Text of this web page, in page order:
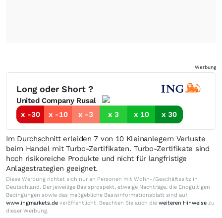
Werbung
Long oder Short ?
United Company Rusal
x -30
x -10 x -3 x 3 x 10 x 30
Im Durchschnitt erleiden 7 von 10 Kleinanlegern Verluste
beim Handel mit Turbo-Zertifikaten. Turbo-Zertifikate sind
hoch risikoreiche Produkte und nicht für langfristige
Anlagestrategien geeignet.
Diese Werbung richtet sich nur an Personen mit Wohn-/Geschäftssitz in
Deutschland. Der jeweilige Basisprospekt, etwaige Nachträge, die Endgültigen
Bedingungen sowie das maßgebliche Basisinformationsblatt sind auf
www.ingmarkets.de veröffentlicht. Beachten Sie auch die weiteren Hinweise zu
dieser Werbung.